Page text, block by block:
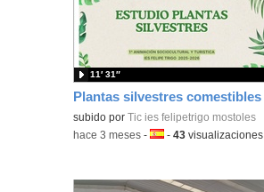
Plantas silvestres comestibles
Contenido educativo.
subido por Tic ies felipetrigo mostoles
11′ 31″
-hace 3 meses -Idioma:
-43 visualizaciones